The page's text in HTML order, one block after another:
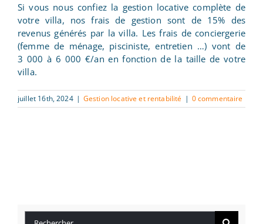
A PROPOS
INVESTIR A BALI
ACTUALITES
Si vous nous confiez la gestion locative complète de
votre villa, nos frais de gestion sont de 15% des
revenus générés par la villa. Les frais de conciergerie
(femme de ménage, pisciniste, entretien …) vont de
3 000 à 6 000 €/an en fonction de la taille de votre
villa.
juillet 16th, 2024 | Gestion locative et rentabilité | 0 commentaire
Rechercher: